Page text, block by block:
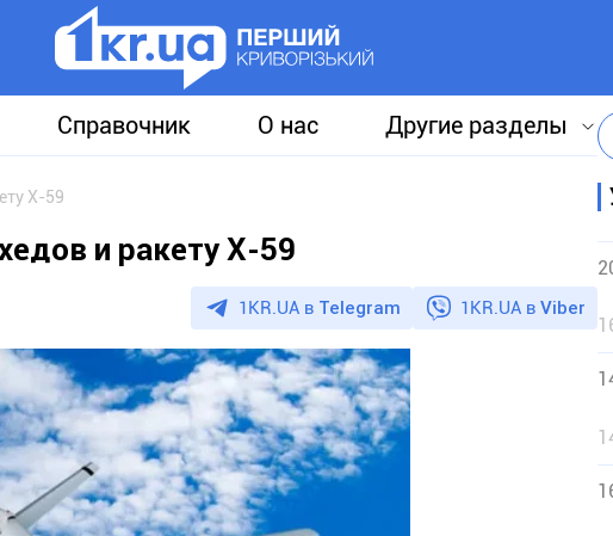
Справочник О нас Другие разделы
Х-59
и ракету Х-59
1KR.UA в Telegram 1KR.UA в Viber